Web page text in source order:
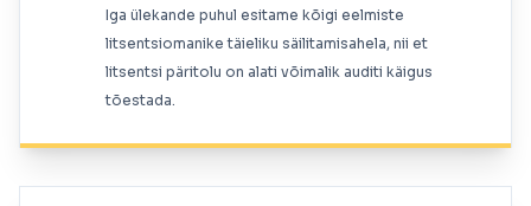
Iga ülekande puhul esitame kõigi eelmiste
litsentsiomanike täieliku säilitamisahela, nii et
litsentsi päritolu on alati võimalik auditi käigus
tõestada.